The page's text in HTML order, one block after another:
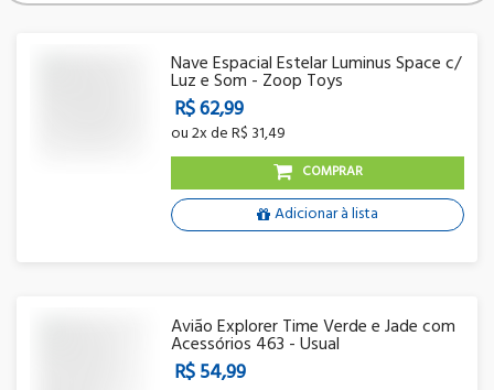
Nave Espacial Estelar Luminus Space c/
Luz e Som - Zoop Toys
R$ 62,99
ou2xdeR$ 31,49
COMPRAR
Adicionar à lista
Avião Explorer Time Verde e Jade com
Acessórios 463 - Usual
R$ 54,99